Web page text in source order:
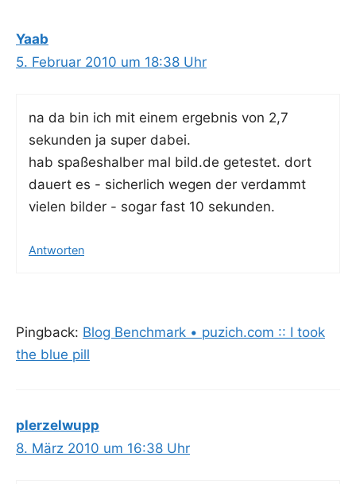
Yaab
5. Februar 2010 um 18:38 Uhr
na da bin ich mit einem ergeb­nis von 2,7
sekun­den ja super dabei.
hab spa­ßes­hal­ber mal bild.de getes­tet. dort
dau­ert es - sicher­lich wegen der ver­dammt
vie­len bil­der - sogar fast 10 sekunden.
Antworten
Pingback: Blog Benchmark • puzich.com :: I took
the blue pill
plerzelwupp
8. März 2010 um 16:38 Uhr